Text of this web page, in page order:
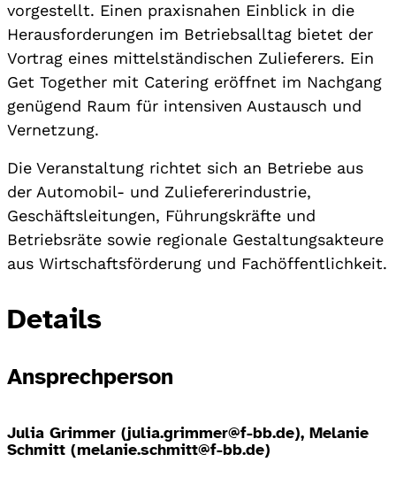
vorgestellt. Einen praxisnahen Einblick in die
Herausforderungen im Betriebsalltag bietet der
Vortrag eines mittelständischen Zulieferers. Ein
Get Together mit Catering eröffnet im Nachgang
genügend Raum für intensiven Austausch und
Vernetzung.
Die Veranstaltung richtet sich an Betriebe aus
der Automobil- und Zuliefererindustrie,
Geschäftsleitungen, Führungskräfte und
Betriebsräte sowie regionale Gestaltungsakteure
aus Wirtschaftsförderung und Fachöffentlichkeit.
Details
Ansprechperson
Julia Grimmer (julia.grimmer@f-bb.de), Melanie
Schmitt (melanie.schmitt@f-bb.de)